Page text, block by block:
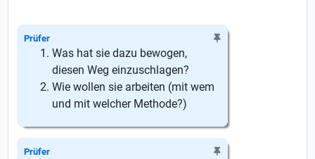
Prüfer
Was hat sie dazu bewogen,
diesen Weg einzuschlagen?
Wie wollen sie arbeiten (mit wem
und mit welcher Methode?)
Prüfer